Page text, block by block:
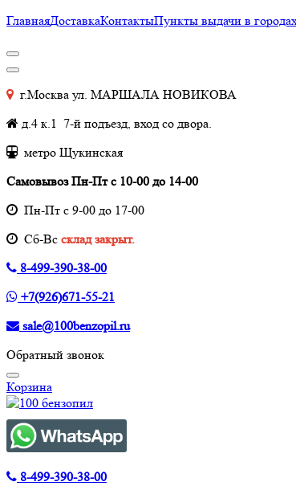
ГлавнаяДоставкаКонтактыПункты выдачи в
г.Москва ул. МАРШАЛА НОВИКОВА
д.4 к.1 7-й подъезд, вход со двора.
метро Щукинская
Самовывоз Пн-Пт с 10-00 до 14-00
Пн-Пт с 9-00 до 17-00
Cб-Вс склад закрыт.
8-499-390-38-00
+7(926)671-55-21
sale@100benzopil.ru
Обратный звонок
Корзина
8-499-390-38-00